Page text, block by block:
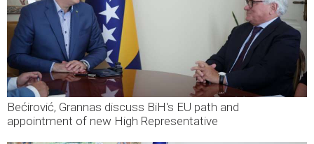
Bećirović, Grannas discuss BiH's EU path and
appointment of new High Representative